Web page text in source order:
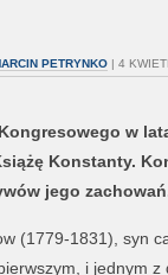
PETRYNKO| 4
w
Konstanty.
jego
(1779-1831), syn
i jednym